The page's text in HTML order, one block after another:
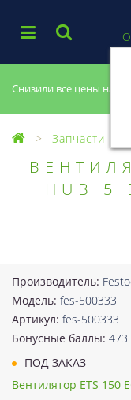
Снизили все цены на
Запчасти
HUB 5
Производитель:
Модель: fes-500333
Артикул: fes-500333
Бонусные баллы: 473
ПОД ЗАКАЗ
Вентилятор ETS 150